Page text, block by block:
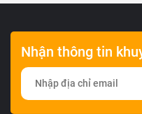
Nhận thông tin